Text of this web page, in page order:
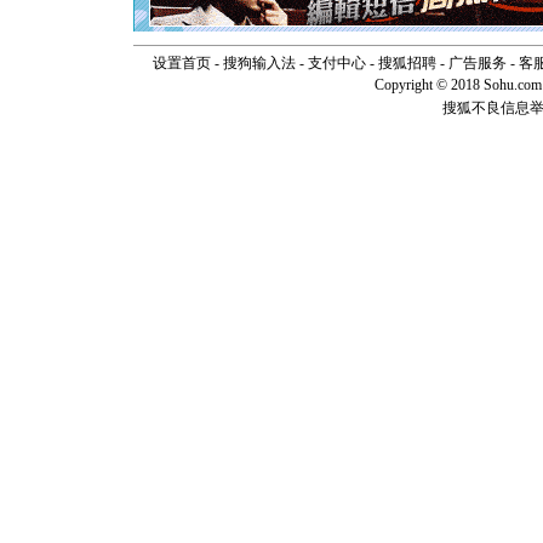
[春节]风
颜！冬去
道一声平
[春节] 传
片叶子是
设置首页- 搜狗输入法- 支付中心- 搜狐招聘- 广告服务- 客
Copyright © 2018
搜狐不良信息